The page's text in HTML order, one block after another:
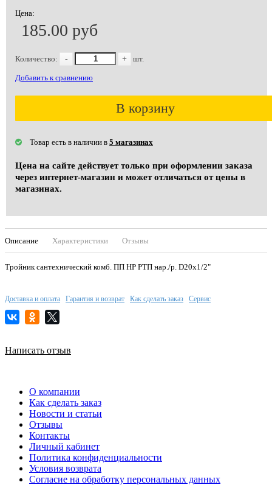
Цена:
185.00 руб
Количество: - + шт.
Добавить к сравнению
В корзину
Товар есть в наличии в 5 магазинах
Цена на сайте действует только при оформлении заказа
через интернет-магазин и может отличаться от цены в
магазинах.
Описание Характеристики Отзывы
Тройник сантехнический комб. ПП НР РТП нар./р. D20х1/2"
Доставка и оплата Гарантия и возврат Как сделать заказ Сервис
Написать отзыв
О компании
Как сделать заказ
Новости и статьи
Отзывы
Контакты
Личный кабинет
Политика конфиденциальности
Условия возврата
Согласие на обработку персональных данных